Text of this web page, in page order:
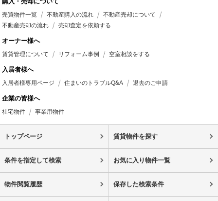
売買物件一覧 不動産購入の流れ
不動産売却について
不動産売却の流れ
売却査定を依頼する
オーナー様へ
賃貸管理について リフォーム事例 空室相談をする
入居者様へ
入居者様専用ページ 住まいのトラブルQ&A 退去のご申請
企業の皆様へ
社宅物件 事業用物件
トップページ 賃貸物件を探す
条件を指定して検索 お気に入り物件一覧
物件閲覧履歴 保存した検索条件